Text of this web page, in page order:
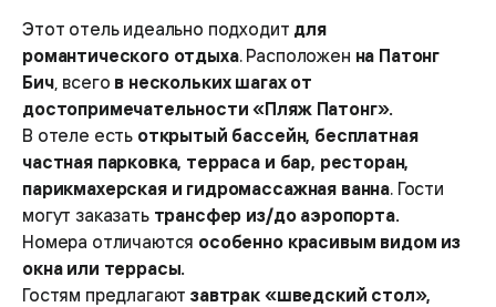
Этот отель идеально подходит для
романтического отдыха. Расположен на Патонг
Бич, всего в нескольких шагах от
достопримечательности «Пляж Патонг».
В отеле есть открытый бассейн, бесплатная
частная парковка, терраса и бар, ресторан,
парикмахерская и гидромассажная ванна. Гости
могут заказать трансфер из/до аэропорта.
Номера отличаются особенно красивым видом из
окна или террасы.
Гостям предлагаютзавтрак «шведский стол»,